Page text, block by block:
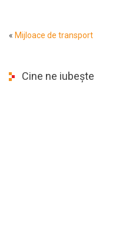
« Mijloace de transport
Cine ne iubește